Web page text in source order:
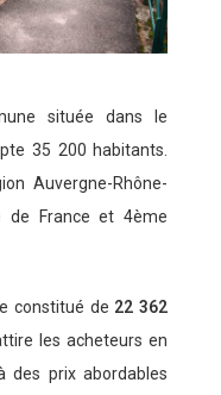
située dans le
35 200 habitants.
Auvergne-Rhône-
de France et 4ème
constitué de 22 362
les acheteurs en
des prix abordables